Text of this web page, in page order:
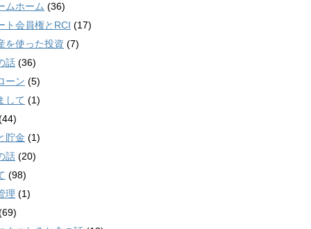
ムホーム (36)
ト会員権とRCI (17)
を使った投資 (7)
話 (36)
ーン (5)
して (1)
貯金 (1)
話 (20)
(98)
理 (1)